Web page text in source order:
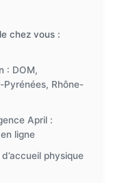
chez vous :
: DOM,
Pyrénées, Rhône-
April :
ligne
physique